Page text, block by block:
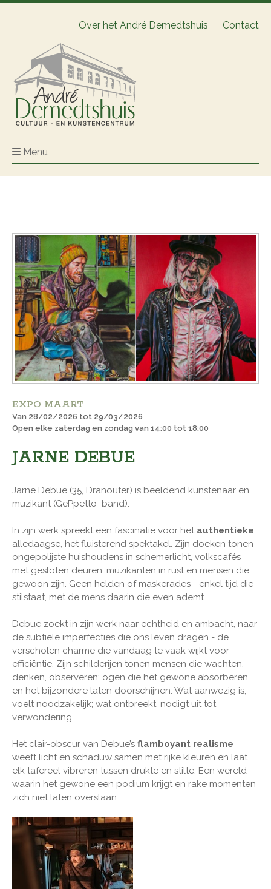
Over het André Demedtshuis Contact
Menu
EXPO MAART
Van 28/02/2026 tot 29/03/2026
Open elke zaterdag en zondag van 14:00 tot 18:00
JARNE DEBUE
Jarne Debue (35, Dranouter) is beeldend kunstenaar en
muzikant (GePpetto_band).
In zijn werk spreekt een fascinatie voor het authentieke
alledaagse, het fluisterend spektakel. Zijn doeken tonen
ongepolijste huishoudens in schemerlicht, volkscafés
met gesloten deuren, muzikanten in rust en mensen die
gewoon zijn. Geen helden of maskerades - enkel tijd die
stilstaat, met de mens daarin die even ademt.
Debue zoekt in zijn werk naar echtheid en ambacht, naar
de subtiele imperfecties die ons leven dragen - de
verscholen charme die vandaag te vaak wijkt voor
efficiëntie. Zijn schilderijen tonen mensen die wachten,
denken, observeren; ogen die het gewone absorberen
en het bijzondere laten doorschijnen. Wat aanwezig is,
voelt noodzakelijk; wat ontbreekt, nodigt uit tot
verwondering.
Het clair-obscur van Debue’s flamboyant realisme
weeft licht en schaduw samen met rijke kleuren en laat
elk tafereel vibreren tussen drukte en stilte. Een wereld
waarin het gewone een podium krijgt en rake momenten
zich niet laten overslaan.